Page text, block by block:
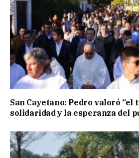
San Cayetano: Pedro valoró “el
solidaridad y la esperanza del